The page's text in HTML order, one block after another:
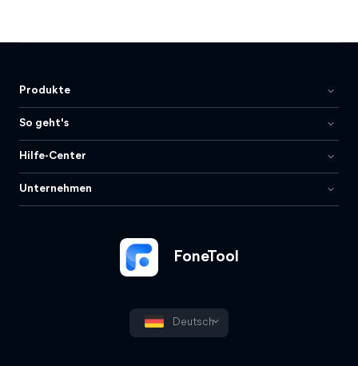
FoneTool
Deutsch
Produkte
So geht's
Hilfe-Center
Unternehmen